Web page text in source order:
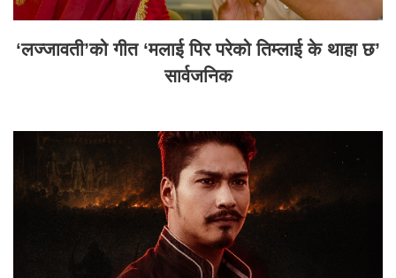
‘लज्जावती’को गीत ‘मलाई पिर परेको तिम्लाई के थाहा छ’
सार्वजनिक